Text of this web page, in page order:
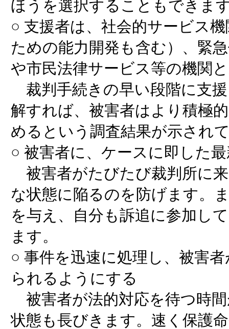
ほうを選択することもできま
○ 支援者は、社会的サービス
ための能力開発も含む）、緊
や市民法律サービス等の機関
裁判手続きの早い段階に支
解すれば、被害者はより積極
めるという調査結果が示され
○ 被害者に、ケースに即した
被害者がたびたび裁判所に
な状態に陥るのを防げます。
を与え、自分も訴追に参加し
ます。
○ 事件を迅速に処理し、被害
られるようにする
被害者が法的対応を待つ時
状態も長びきます。速く保護